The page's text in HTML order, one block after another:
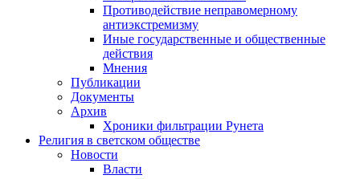
Противодействие неправомерному
антиэкстремизму
Иные государственные и общественные
действия
Мнения
Публикации
Документы
Архив
Хроники фильтрации Рунета
Религия в светском обществе
Новости
Власти